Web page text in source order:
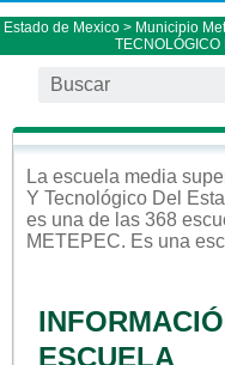
Estado de Mexico > Municipio
TECNOLÓGICO
La escuela media
Y Tecnológico Del
es una de las 368
METEPEC. Es una
ESCUELA